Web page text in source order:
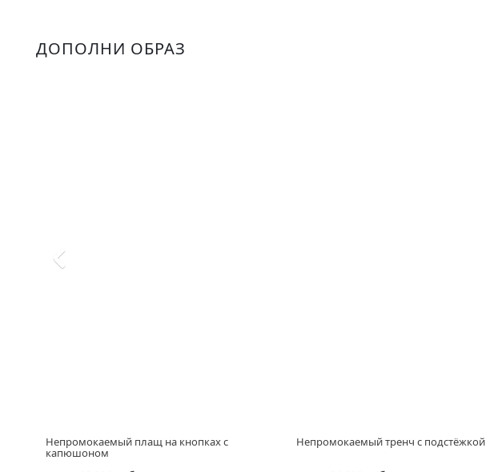
ДОПОЛНИ ОБРАЗ
Непромокаемый плащ на кнопках с
капюшоном
Непромокаемый тренч с подстёжкой